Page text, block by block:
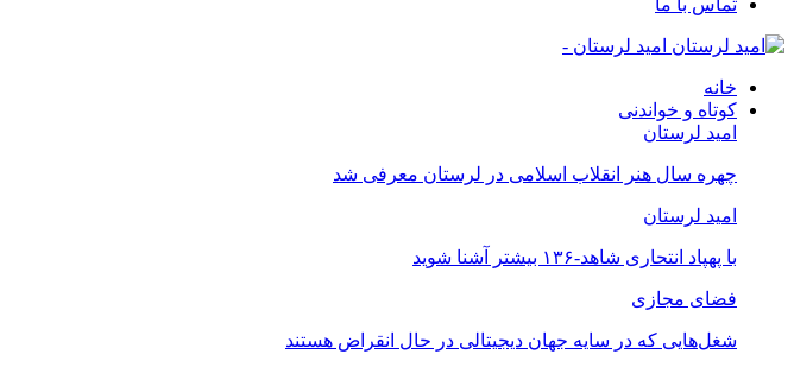
تماس با ما
امید لرستان -
خانه
کوتاه و خواندنی
امید لرستان
چهره سال هنر انقلاب اسلامی در لرستان معرفی شد
امید لرستان
با پهپاد انتحاری شاهد-۱۳۶ بیشتر آشنا شوید
فضای مجازی
شغل‌‌هایی که در سایه جهان دیجیتالی در حال انقراض هستند